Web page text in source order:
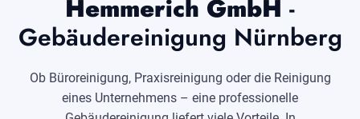
Hemmerich GmbH -
Gebäudereinigung Nürnberg
Ob Büroreinigung, Praxisreinigung oder die Reinigung
eines Unternehmens – eine professionelle